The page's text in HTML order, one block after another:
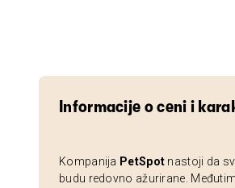
Informacije o ceni i
Kompanija PetSpot nastoji da
budu redovno ažurirane.